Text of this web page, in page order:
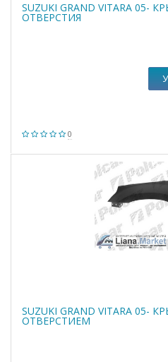
SUZUKI GRAND VITARA 05-
ОТВЕРСТИЯ
0
SUZUKI GRAND VITARA 05-
ОТВЕРСТИЕМ